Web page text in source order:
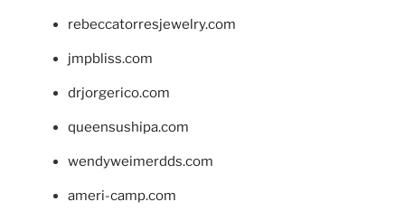
rebeccatorresjewelry.com
jmpbliss.com
drjorgerico.com
queensushipa.com
wendyweimerdds.com
ameri-camp.com